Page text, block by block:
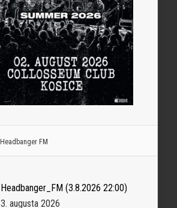
Headbanger FM
Headbanger_FM (3.8.2026 22:00)
3. augusta 2026